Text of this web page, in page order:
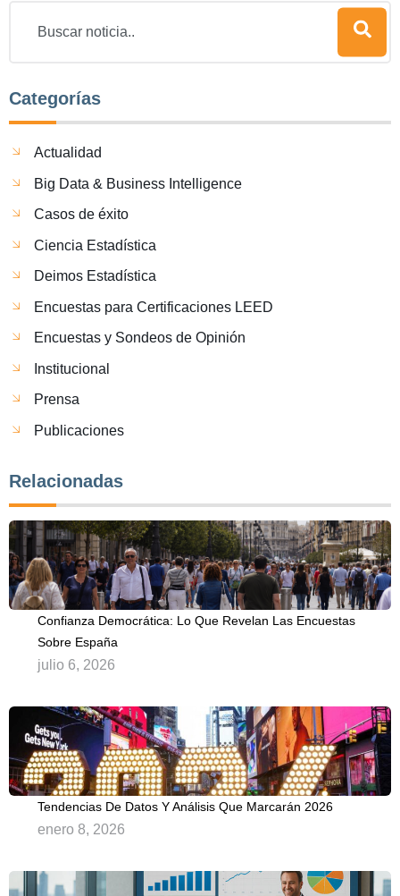
Categorías
Actualidad
Big Data & Business Intelligence
Casos de éxito
Ciencia Estadística
Deimos Estadística
Encuestas para Certificaciones LEED
Encuestas y Sondeos de Opinión
Institucional
Prensa
Publicaciones
Relacionadas
Confianza Democrática: Lo Que Revelan Las Encuestas
Sobre España
julio 6, 2026
Tendencias De Datos Y Análisis Que Marcarán 2026
enero 8, 2026